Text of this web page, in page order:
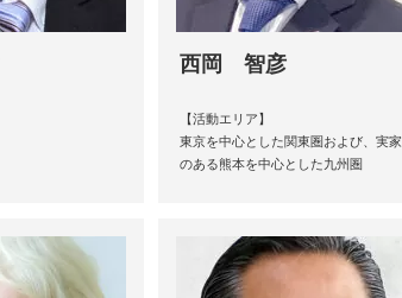
西岡 智彦
【活動エリア】
東京を中心とした関東圏および、実家
のある熊本を中心とした九州圏